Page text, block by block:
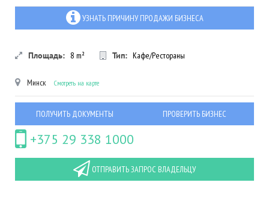
УЗНАТЬ ПРИЧИНУ ПРОДАЖИ БИЗНЕСА
Площадь: 8 m² Тип: Кафе/Рестораны
Минск Смотреть на карте
ПОЛУЧИТЬ ДОКУМЕНТЫ ПРОВЕРИТЬ БИЗНЕС
+375 29 338 1000
ОТПРАВИТЬ ЗАПРОС ВЛАДЕЛЬЦУ